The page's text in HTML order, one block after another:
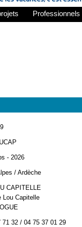
- 2026
/ Ardèche
CAPITELLE
Lou Capitelle
71 32 / 04 75 37 01 29